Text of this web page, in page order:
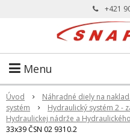
+421
Menu
Úvod Náhradné diely na
systém
Hydraulický systém 2 -
Hydraulickej nádrže a
33x39 ČSN 02 9310.2